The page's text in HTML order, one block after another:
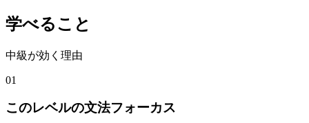
学べること
中級が効く理由
01
このレベルの文法フォーカス